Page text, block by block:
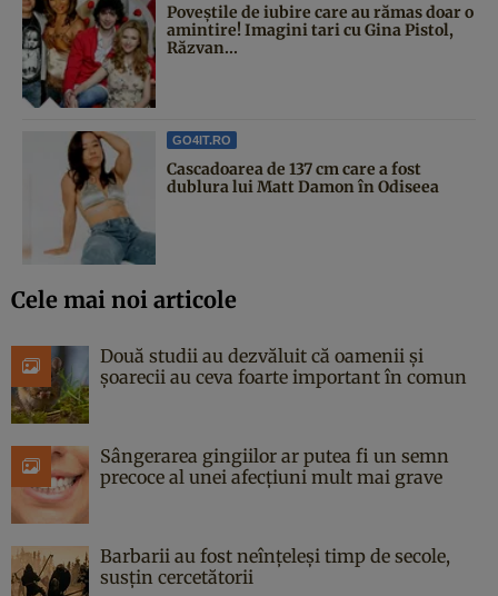
Poveştile de iubire care au rămas doar o
amintire! Imagini tari cu Gina Pistol,
Răzvan...
GO4IT.RO
Cascadoarea de 137 cm care a fost
dublura lui Matt Damon în Odiseea
Cele mai noi articole
Două studii au dezvăluit că oamenii și
șoarecii au ceva foarte important în comun
Sângerarea gingiilor ar putea fi un semn
precoce al unei afecțiuni mult mai grave
Barbarii au fost neînțeleși timp de secole,
susțin cercetătorii